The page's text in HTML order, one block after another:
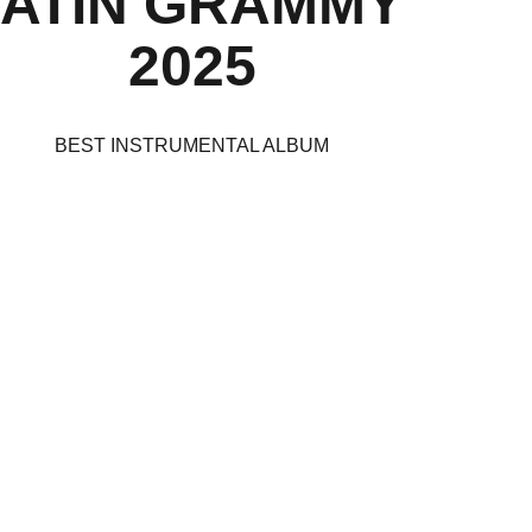
2025
BEST INSTRUMENTAL ALBUM